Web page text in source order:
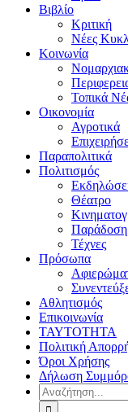
Βιβλίο
Κριτική
Νέες
Κοινωνία
Τοπικά
Οικονομία
Αγροτικά
Παραπολιτικά
Πολιτισμός
Θέατρο
Παράδοση
Τέχνες
Πρόσωπα
Αθλητισμός
Επικοινωνία
ΤΑΥΤΟΤΗΤΑ
Πολιτική
Όροι Χρήσης
Δήλωση
Αναζήτηση
για: